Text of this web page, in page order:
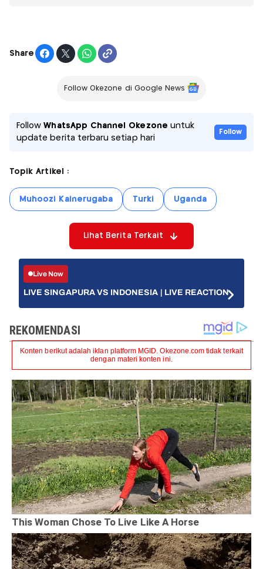
Share
Follow Okezone di Google News
FollowWhatsApp Channel Okezone untuk
update berita terbaru setiap hari
Follow
Topik Artikel :
Muhoozi Kainerugaba Turki Uganda
Lihat Berita Terkait
Live Now
LIVE SINGAPURA VS INDONESIA | LIVE REACTION